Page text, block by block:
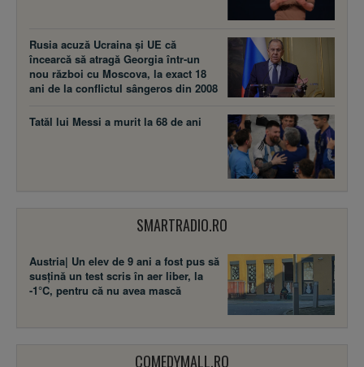
Rusia acuză Ucraina şi UE că
încearcă să atragă Georgia într-un
nou război cu Moscova, la exact 18
ani de la conflictul sângeros din 2008
Tatăl lui Messi a murit la 68 de ani
SMARTRADIO.RO
Austria| Un elev de 9 ani a fost pus să
susţină un test scris în aer liber, la
-1°C, pentru că nu avea mască
COMEDYMALL.RO